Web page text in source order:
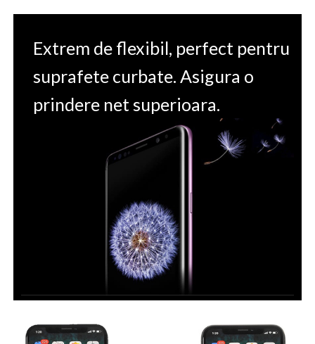
Extrem de flexibil, perfect pentru
suprafete curbate. Asigura o
prindere net superioara.